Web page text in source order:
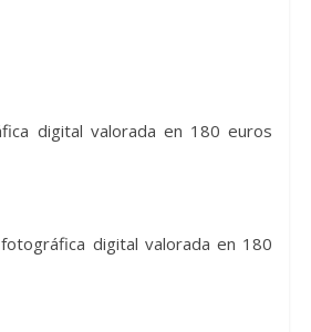
digital valorada en 180 euros
digital valorada en 180